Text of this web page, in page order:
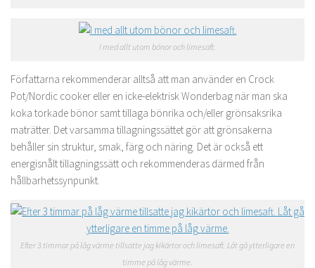
I med allt utom bönor och limesaft.
Författarna rekommenderar alltså att man använder en Crock
Pot/Nordic cooker eller en icke-elektrisk Wonderbag när man ska
koka torkade bönor samt tillaga bönrika och/eller grönsaksrika
maträtter. Det varsamma tillagningssättet gör att grönsakerna
behåller sin struktur, smak, färg och näring. Det är också ett
energisnålt tillagningssätt och rekommenderas därmed från
hållbarhetssynpunkt.
Efter 3 timmar på låg värme tillsatte jag kikärtor och limesaft. Låt gå ytterligare en
timme på låg värme.